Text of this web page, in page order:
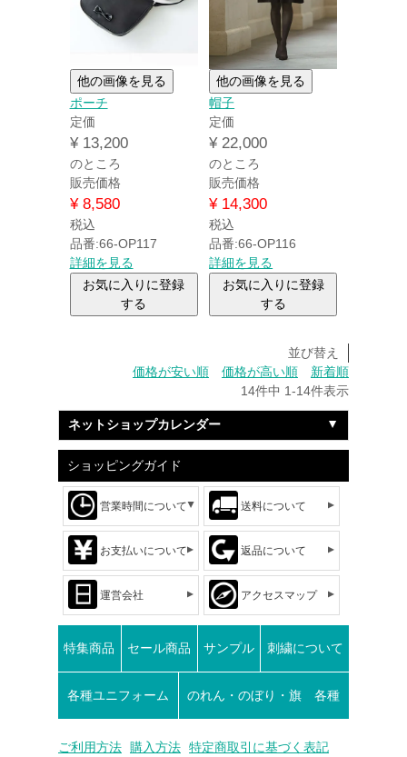
他の画像を見る
ポーチ
定価
¥ 13,200
のところ
販売価格
¥ 8,580
税込
品番:66-OP117
詳細を見る
お気に入りに登録
する
他の画像を見る
帽子
定価
¥ 22,000
のところ
販売価格
¥ 14,300
税込
品番:66-OP116
詳細を見る
お気に入りに登録
する
並び替え
価格が安い順
価格が高い順
新着順
14件中 1-14件表示
ネットショップカレンダー
ショッピングガイド
営業時間について 送料について
お支払いについて 返品について
運営会社 アクセスマップ
特集商品 セール商品 サンプル 刺繍について
各種ユニフォーム のれん・のぼり・旗 各種
ご利用方法 購入方法 特定商取引に基づく表記